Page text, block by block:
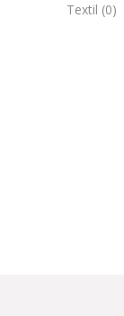
Textil (0)